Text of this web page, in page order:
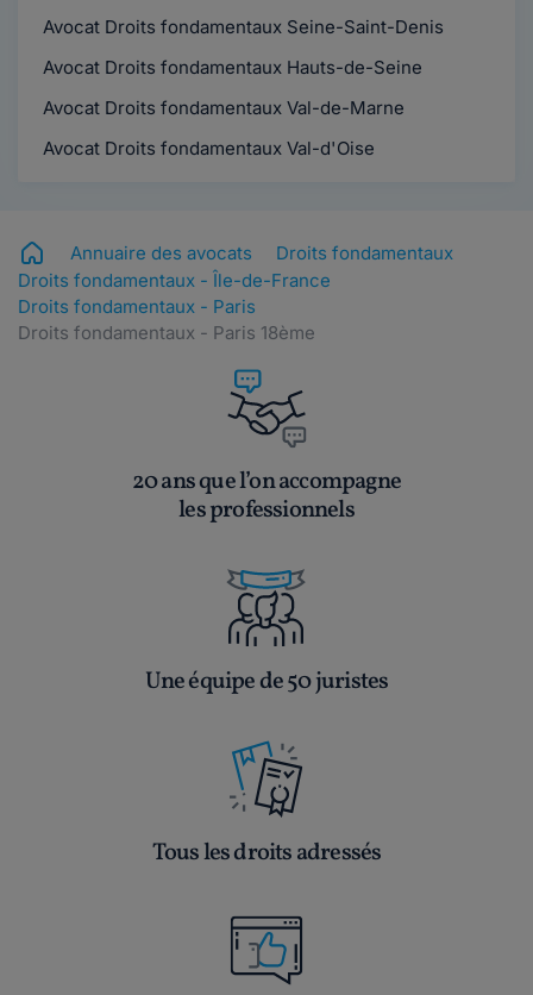
Avocat Droits fondamentaux Seine-Saint-Denis
Avocat Droits fondamentaux Hauts-de-Seine
Avocat Droits fondamentaux Val-de-Marne
Avocat Droits fondamentaux Val-d'Oise
Annuaire des avocats
Droits fondamentaux
Droits fondamentaux - Île-de-France
Droits fondamentaux - Paris
Droits fondamentaux - Paris 18ème
20 ans que l’on accompagne
les professionnels
Une équipe de 50 juristes
Tous les droits adressés